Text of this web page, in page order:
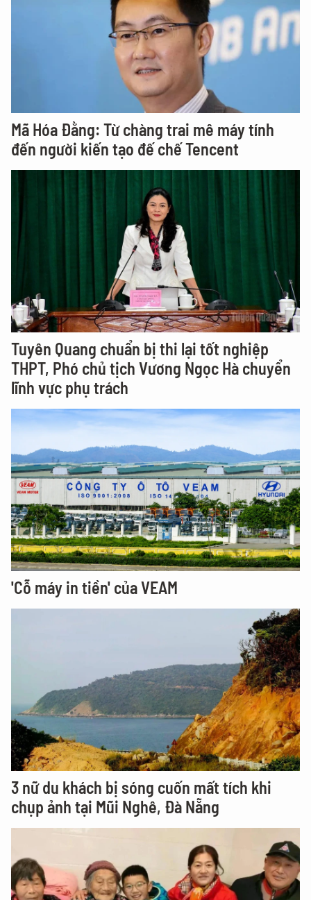
Mã Hóa Đằng: Từ chàng trai mê máy tính
đến người kiến tạo đế chế Tencent
Tuyên Quang chuẩn bị thi lại tốt nghiệp
THPT, Phó chủ tịch Vương Ngọc Hà chuyển
lĩnh vực phụ trách
'Cỗ máy in tiền' của VEAM
3 nữ du khách bị sóng cuốn mất tích khi
chụp ảnh tại Mũi Nghê, Đà Nẵng